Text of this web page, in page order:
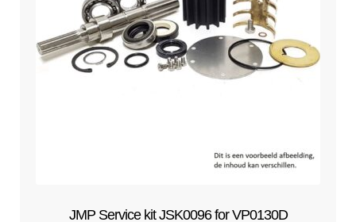
JMP Service kit JSK0096 for VP0130D